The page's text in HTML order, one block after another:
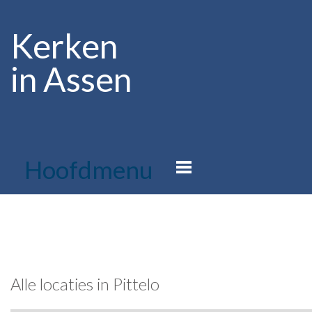
Kerken
in Assen
Hoofdmenu
Alle locaties in Pittelo